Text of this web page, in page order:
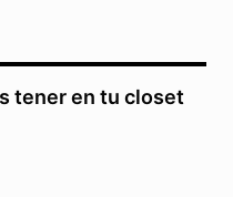
tener en tu closet